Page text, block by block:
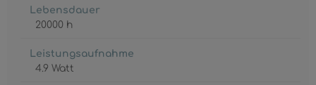
Lebensdauer
20000 h
Leistungsaufnahme
4.9 Watt